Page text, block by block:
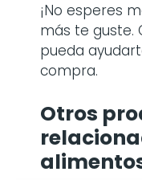
¡No esperes
más te guste.
pueda
compra.
Otros